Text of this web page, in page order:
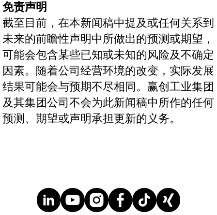
免责声明
截至目前，在本新闻稿中提及或任何关系到
未来的前瞻性声明中所做出的预测或期望，
可能会包含某些已知或未知的风险及不确定
因素。随着公司经营环境的改变，实际发展
结果可能会与预期不尽相同。赢创工业集团
及其集团公司不会为此新闻稿中所作的任何
预测、期望或声明承担更新的义务。